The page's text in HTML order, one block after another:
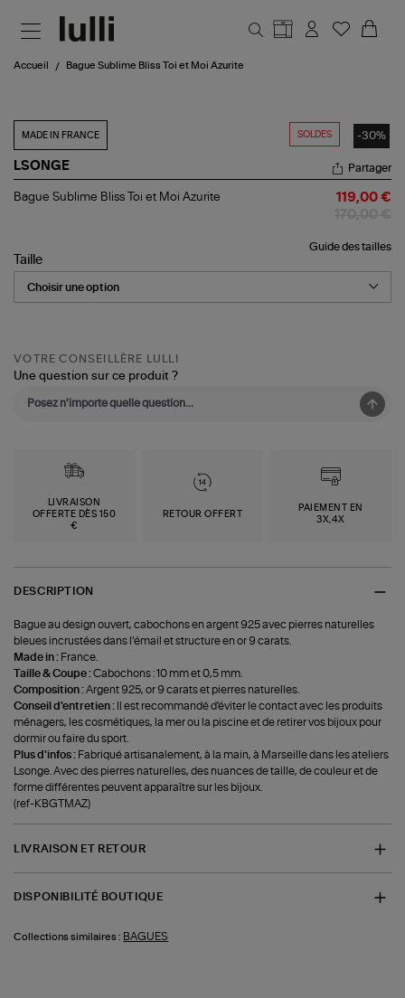
Accueil Bague Sublime Bliss Toi et Moi Azurite
SOLDES -30%
MADE IN FRANCE
LSONGE
Bague
et
Moi
Azurite
Partager
Bague Sublime Bliss Toi et Moi Azurite 119,00 €
Guide des tailles
Taille
VOTRE CONSEILLÈRE LULLI
Une question sur ce produit ?
LIVRAISON
OFFERTE DÈS 150
€
RETOUR OFFERT
PAIEMENT EN
3X,4X
DESCRIPTION
Bague au design ouvert, cabochons en argent 925 avec pierres naturelles
bleues incrustées dans l’émail et structure en or 9 carats.
Made in : France.
Taille & Coupe :Cabochons : 10 mm et 0,5 mm.
Composition :Argent 925, or 9 carats et pierres naturelles.
Conseil d'entretien :
Il est recommandé d'éviter le contact avec les produits
ménagers, les cosmétiques, la mer ou la piscine et de retirer vos bijoux pour
dormir ou faire du sport.
Plus d'infos : Fabriqué artisanalement, à la main, à Marseille dans les ateliers
Lsonge. Avec des pierres naturelles, des nuances de taille, de couleur et de
forme différentes peuvent apparaître sur les bijoux.
(ref-KBGTMAZ)
LIVRAISON ET RETOUR
DISPONIBILITÉ BOUTIQUE
Collections similaires : BAGUES